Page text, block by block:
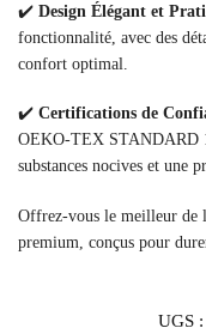
✔️ Design Élégant et
fonctionnalité, avec des
confort optimal.
✔️ Certifications de
OEKO-TEX STANDARD
substances nocives et une
Offrez-vous le meilleur de
premium, conçus pour
UGS :